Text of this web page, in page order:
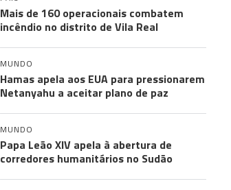
Mais de 160 operacionais combatem
incêndio no distrito de Vila Real
MUNDO
Hamas apela aos EUA para pressionarem
Netanyahu a aceitar plano de paz
MUNDO
Papa Leão XIV apela à abertura de
corredores humanitários no Sudão